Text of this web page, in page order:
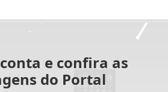
e confira as
do Portal